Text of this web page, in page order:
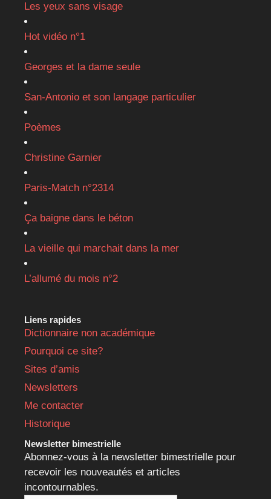
Les yeux sans visage
Hot vidéo n°1
Georges et la dame seule
San-Antonio et son langage particulier
Poèmes
Christine Garnier
Paris-Match n°2314
Ça baigne dans le béton
La vieille qui marchait dans la mer
L’allumé du mois n°2
Liens rapides
Dictionnaire non académique
Pourquoi ce site?
Sites d’amis
Newsletters
Me contacter
Historique
Newsletter bimestrielle
Abonnez-vous à la newsletter bimestrielle pour
recevoir les nouveautés et articles
incontournables.